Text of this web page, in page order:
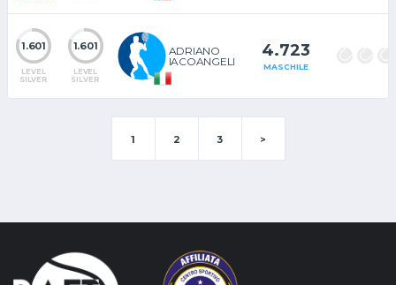
1.601
LEVEL
SILVER
1.601
LEVEL
SILVER
ADRIANO
IACOANGELI
4.723
MASCHILE
1 2 3 >